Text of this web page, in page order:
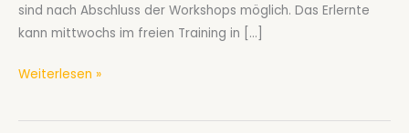
sind nach Abschluss der Workshops möglich. Das Erlernte
kann mittwochs im freien Training in […]
Ferienworkshops
Weiterlesen »